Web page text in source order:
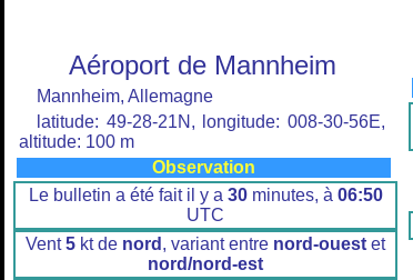
Aéroport de Mannheim
Mannheim, Allemagne
latitude: 49-28-21N, longitude: 008-30-56E,
altitude: 100 m
Observation
Le bulletin a été fait il y a 30minutes, à 06:50
UTC
Vent5 kt de nord , variant entre nord-ouest et
nord/nord-est